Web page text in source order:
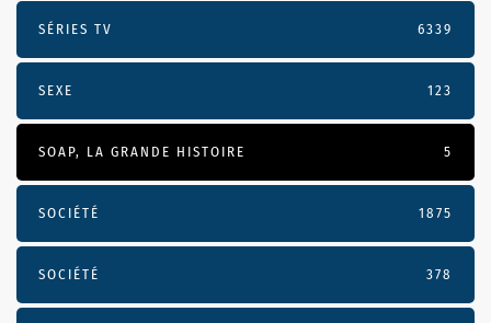
SÉRIES TV 6339
SEXE 123
SOAP, LA GRANDE HISTOIRE 5
SOCIÉTÉ 1875
SOCIÉTÉ 378